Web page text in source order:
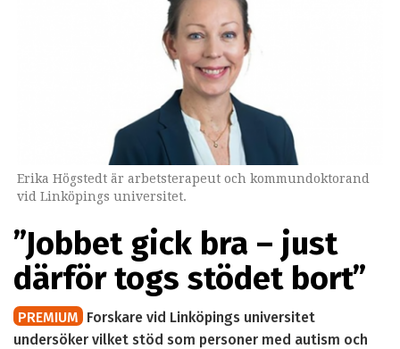
Erika Högstedt är arbetsterapeut och kommundoktorand
vid Linköpings universitet.
”Jobbet gick bra – just
därför togs stödet bort”
PREMIUM Forskare vid Linköpings universitet
undersöker vilket stöd som personer med autism och